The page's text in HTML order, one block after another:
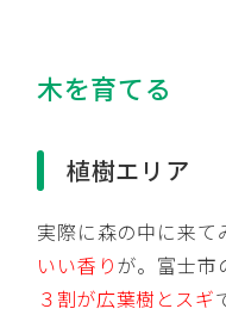
木を育てる
植樹エリア
実際に森の中に来て
いい香りが。富士市
３割が広葉樹とスギ